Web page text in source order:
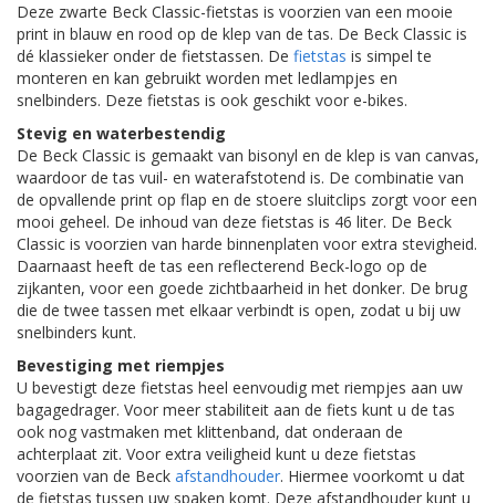
Deze zwarte Beck Classic-fietstas is voorzien van een mooie
print in blauw en rood op de klep van de tas. De Beck Classic is
dé klassieker onder de fietstassen. De fietstas is simpel te
monteren en kan gebruikt worden met ledlampjes en
snelbinders. Deze fietstas is ook geschikt voor e-bikes.
Stevig en waterbestendig
De Beck Classic is gemaakt van bisonyl en de klep is van canvas,
waardoor de tas vuil- en waterafstotend is. De combinatie van
de opvallende print op flap en de stoere sluitclips zorgt voor een
mooi geheel. De inhoud van deze fietstas is 46 liter. De Beck
Classic is voorzien van harde binnenplaten voor extra stevigheid.
Daarnaast heeft de tas een reflecterend Beck-logo op de
zijkanten, voor een goede zichtbaarheid in het donker. De brug
die de twee tassen met elkaar verbindt is open, zodat u bij uw
snelbinders kunt.
Bevestiging met riempjes
U bevestigt deze fietstas heel eenvoudig met riempjes aan uw
bagagedrager. Voor meer stabiliteit aan de fiets kunt u de tas
ook nog vastmaken met klittenband, dat onderaan de
achterplaat zit. Voor extra veiligheid kunt u deze fietstas
voorzien van de Beck afstandhouder. Hiermee voorkomt u dat
de fietstas tussen uw spaken komt. Deze afstandhouder kunt u